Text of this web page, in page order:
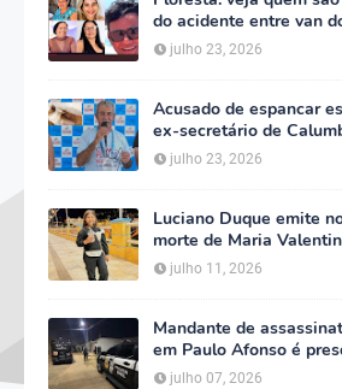
do acidente entre van
na PE-360
julho 23, 2026
Acusado de espancar
ex-secretário de
tentativa de feminicídio
julho 23, 2026
Luciano Duque emite
morte de Maria
decreta luto oficial de
julho 11, 2026
Mandante de
em Paulo Afonso é
Talhada; suspeito
julho 07, 2026